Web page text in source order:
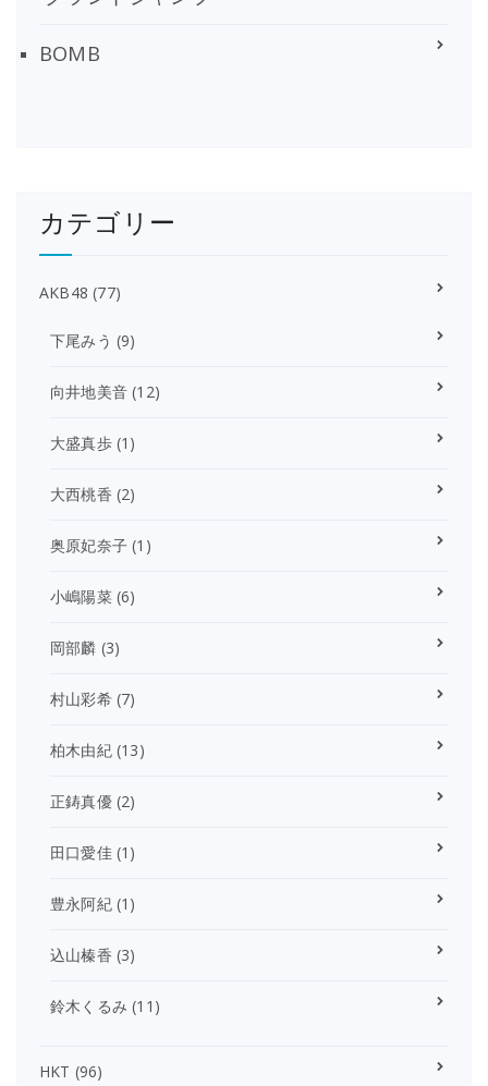
BOMB
カテゴリー
AKB48 (77)
下尾みう (9)
向井地美音 (12)
大盛真歩(1)
大西桃香 (2)
奥原妃奈子 (1)
小嶋陽菜(6)
岡部麟 (3)
村山彩希(7)
柏木由紀(13)
正鋳真優(2)
田口愛佳(1)
豊永阿紀(1)
込山榛香 (3)
鈴木くるみ (11)
HKT (96)